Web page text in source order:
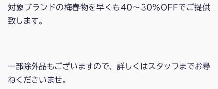
対象ブランドの梅春物を早くも40～30％OFFでご提供
致します。
一部除外品もございますので、詳しくはスタッフまでお尋
ねくださいませ。